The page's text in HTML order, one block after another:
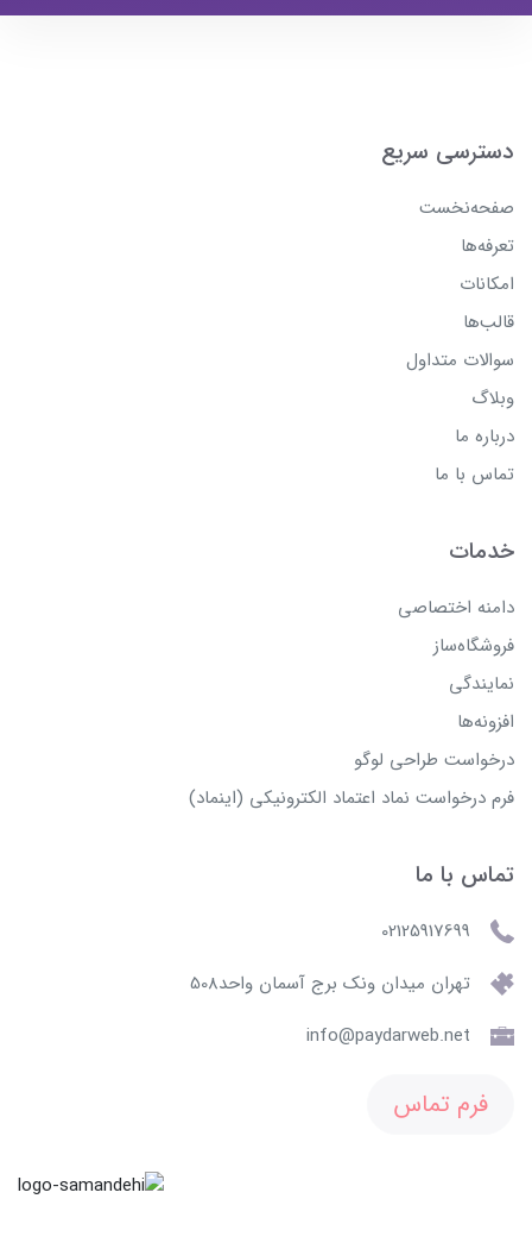
دسترسی سریع
صفحه‌نخست
تعرفه‌ها
امکانات
قالب‌ها
سوالات متداول
وبلاگ
درباره ما
تماس با ما
خدمات
دامنه اختصاصی
فروشگاه‌ساز
نمایندگی
افزونه‌ها
درخواست طراحی لوگو
فرم درخواست نماد اعتماد الکترونیکی (اینماد)
تماس با ما
02125917699
تهران میدان ونک برج آسمان واحد508
info@paydarweb.net
فرم تماس